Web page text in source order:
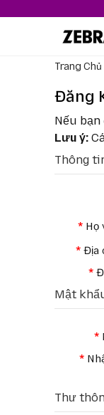
Trang Chủ
Đăng
Nếu
Lưu ý:
Thông
Họ
Địa
Mật
Thư